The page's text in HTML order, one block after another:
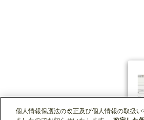
個人情報保護法の改正及び個人情報の取扱